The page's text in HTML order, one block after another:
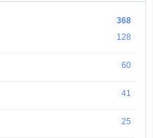
368
128
60
41
25